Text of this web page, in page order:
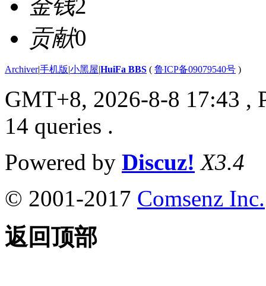
金钱2
贡献0
Archiver|手机版|小黑屋|HuiFa BBS ( 鲁ICP备09079540号 )
GMT+8, 2026-8-8 17:43 ,
14 queries .
Powered by Discuz! X3.4
© 2001-2017 Comsenz Inc.
返回顶部